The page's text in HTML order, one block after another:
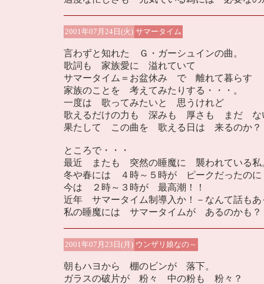
2001年07月24日(火) サマータイム
言わずと知れた Ｇ・ガーシュインの曲。
歌詞も 家族愛に 溢れていて
サマータイム＝お盆休み で 離れて暮らす
家族のことを 考えてみたりする・・・。
一度は 歌ってみたいと 思うけれど
歌えるだけの力も 深みも 厚さも まだ な
果たして この曲を 歌える日は 来るのか？
ところで・・・
最近 またも 突然の睡魔に 襲われている私
冬や春には ４時～５時が ピークだったのに
今は ２時～３時が 最高潮！！
近年 サマータイム制導入か！－なんて話もあ
私の睡魔には サマータイムが あるのかも？
2001年07月23日(月) ウンザリ娘なの～
朝もハヨから 棚のビンが 落下。
ガラスの破片が 粉々 中の粉も 粉々？